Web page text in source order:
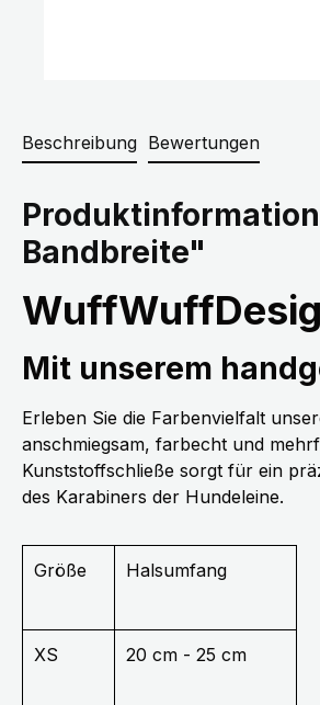
Beschreibung Bewertungen
Bandbreite"
Mit unserem
Erleben Sie die Farbenvielfalt
anschmiegsam, farbecht und
Kunststoffschließe sorgt für ein
des Karabiners der Hundeleine.
Größe Halsumfang
XS 20 cm - 25 cm